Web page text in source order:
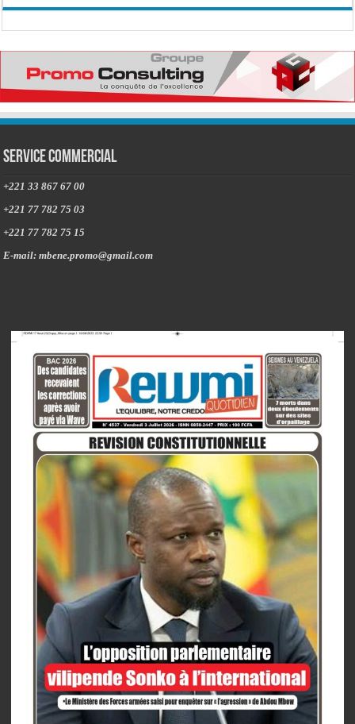
Service commercial
+221 33 867 67 00
+221 77 782 75 03
+221 77 782 75 15
E-mail: mbene.promo@gmail.com